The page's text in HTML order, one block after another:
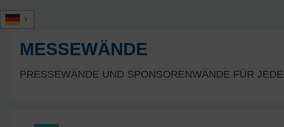
MESSEWÄNDE
PRESSEWÄNDE UND SPONSORENWÄNDE FÜR